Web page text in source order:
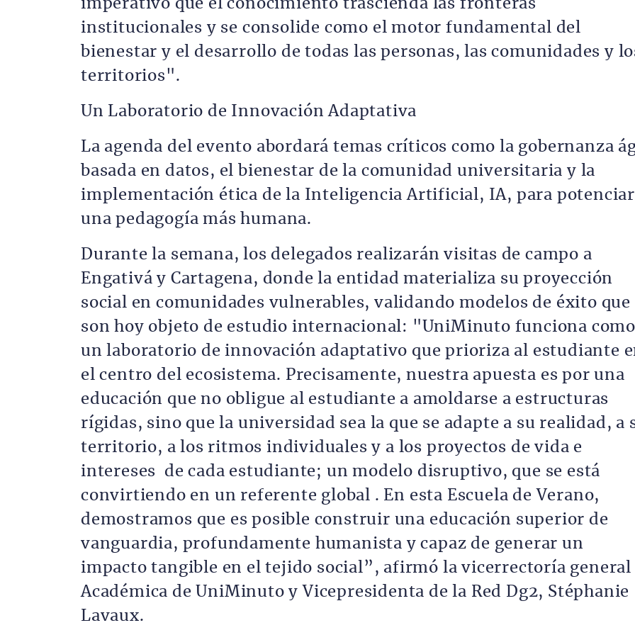
imperativo que el conocimiento trascienda las fronteras
institucionales y se consolide como el motor fundamental del
bienestar y el desarrollo de todas las personas, las comunidades y
territorios".
Un Laboratorio de Innovación Adaptativa
La agenda del evento abordará temas críticos como la gobernanza
basada en datos, el bienestar de la comunidad universitaria y la
implementación ética de la Inteligencia Artificial, IA, para potenciar
una pedagogía más humana.
Durante la semana, los delegados realizarán visitas de campo a
Engativá y Cartagena, donde la entidad materializa su proyección
social en comunidades vulnerables, validando modelos de éxito que
son hoy objeto de estudio internacional: "UniMinuto funciona como
un laboratorio de innovación adaptativo que prioriza al estudiante
el centro del ecosistema. Precisamente, nuestra apuesta es por una
educación que no obligue al estudiante a amoldarse a estructuras
rígidas, sino que la universidad sea la que se adapte a su realidad, a
territorio, a los ritmos individuales y a los proyectos de vida e
intereses de cada estudiante; un modelo disruptivo, que se está
convirtiendo en un referente global . En esta Escuela de Verano,
demostramos que es posible construir una educación superior de
vanguardia, profundamente humanista y capaz de generar un
impacto tangible en el tejido social”, afirmó la vicerrectoría general
Académica de UniMinuto y Vicepresidenta de la Red Dg2, Stéphanie
Lavaux.